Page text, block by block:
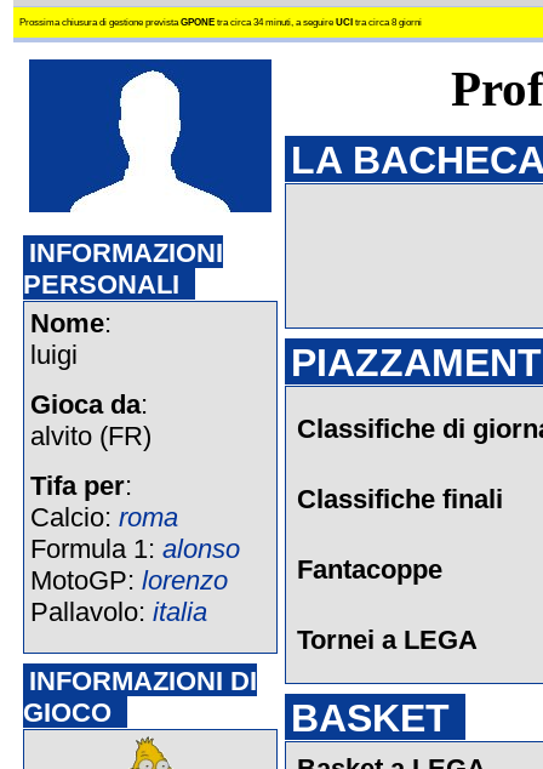
Prossima chiusura di gestione previstaGPONEtra circa 34 minuti, a seguire UCI tra circa 8 giorni
INFORMAZIONI
PERSONALI
Nome:
luigi
Gioca da:
alvito (FR)
Tifa per:
Calcio: roma
Formula 1: alonso
MotoGP: lorenzo
Pallavolo: italia
INFORMAZIONI DI
GIOCO
LA
Classifiche di
Classifiche finali
Fantacoppe
Tornei a LEGA
BASKET